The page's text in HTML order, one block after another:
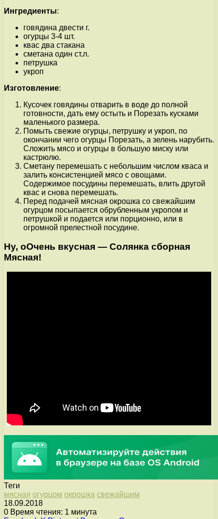
Ингредиенты:
говядина двести г.
огурцы 3-4 шт.
квас два стакана
сметана один ст.л.
петрушка
укроп
Изготовление:
Кусочек говядины отварить в воде до полной
готовности, дать ему остыть и Порезать кусками
маленького размера.
Помыть свежие огурцы, петрушку и укроп, по
окончании чего огурцы Порезать, а зелень нарубить.
Сложить мясо и огурцы в большую миску или
кастрюлю.
Сметану перемешать с небольшим числом кваса и
залить консистенцией мясо с овощами.
Содержимое посудины перемешать, влить другой
квас и снова перемешать.
Перед подачей мясная окрошка со свежайшим
огурцом посыпается обрубленным укропом и
петрушкой и подается или порционно, или в
огромной прелестной посудине.
Ну, оОчень вкусная — Солянка сборная
Мясная!
Теги
мясная огурцом окрошка свежайшим
18.09.2018
0 Время чтения: 1 минута